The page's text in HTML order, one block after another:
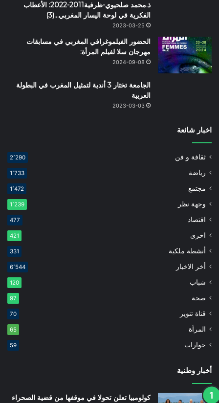
ذ.محمد صلحيوي-ظرفية2011-2022: الأعطاب
الفكرية في لوحة اليسار المغربي…(3)
2023-03-25
الحضور الفيلموغرافي المغربي في مسابقات
مهرجان سلا لفيلم المرأة:
2024-09-08
الجامعة تختار 3 أندية لتمثيل المغرب في البطولة
العربية
2023-03-03
اخبار شائعة
ثقافة و فن 2٬290
رياضة 1٬733
مجتمع 1٬472
وجهة نظر 1٬239
اقتصاد 477
اخرى 421
أنشطة ملكية 331
أخر الاخبار 6٬544
شباب 120
صحة 97
قناة تنوير 70
المرأة 65
حوارات 59
أخبار وطنية
كولومبيا تعلن تحولا في موقفها من قضية الصحراء